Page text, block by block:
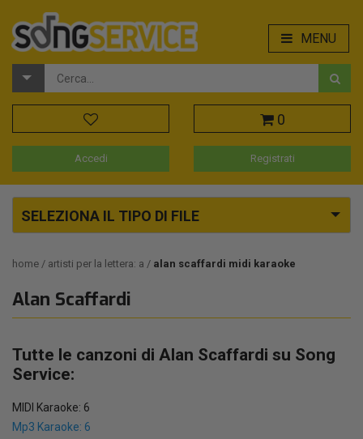
MENU
0
Accedi Registrati
SELEZIONA IL TIPO DI FILE
home artisti per la lettera: a alan scaffardi midi karaoke
Alan Scaffardi
Tutte le canzoni di Alan Scaffardi su Song
Service:
MIDI Karaoke: 6
Mp3 Karaoke: 6